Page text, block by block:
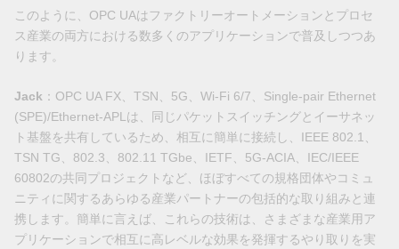
このように、OPC UAはファクトリーオートメーションとプロセ
ス産業の両方における数多くのアプリケーションで普及しつつあ
ります。
Jack ：OPC UA FX、TSN、5G、Wi-Fi 6/7、Single-pair Ethernet
(SPE)/Ethernet-APLは、同じパケットスイッチングとイーサネッ
ト基盤を共有しているため、相互に簡単に接続し、IEEE 802.1、
TSN TG、802.3、802.11 TGbe、IETF、5G-ACIA、IEC/IEEE
60802の共同プロジェクトなど、ほぼすべての規格団体やコミュ
ニティに関するあらゆる産業パートナーの包括的な取り組みと連
携します。簡単に言えば、これらの技術は、さまざまな産業用ア
プリケーションで相互に高レベルな効果を発揮するやり取りを実